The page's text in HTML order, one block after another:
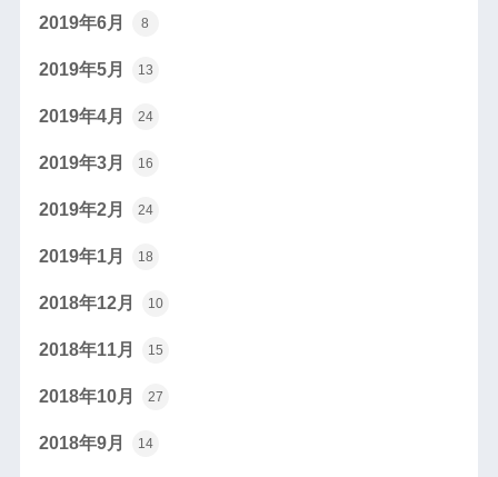
2019年6月 8
2019年5月 13
2019年4月 24
2019年3月 16
2019年2月 24
2019年1月 18
2018年12月 10
2018年11月 15
2018年10月 27
2018年9月 14